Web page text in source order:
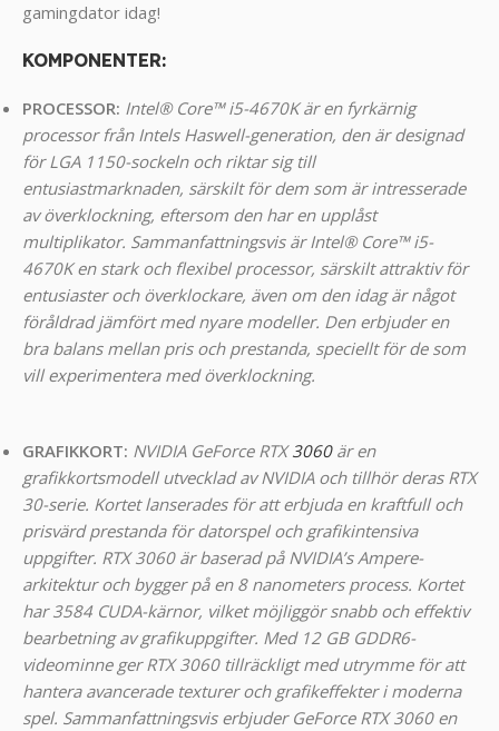
gamingdator idag!
KOMPONENTER:
PROCESSOR: Intel® Core™ i5-4670K är en fyrkärnig
processor från Intels Haswell-generation, den är designad
för LGA 1150-sockeln och riktar sig till
entusiastmarknaden, särskilt för dem som är intresserade
av överklockning, eftersom den har en upplåst
multiplikator. Sammanfattningsvis är Intel® Core™ i5-
4670K en stark och flexibel processor, särskilt attraktiv för
entusiaster och överklockare, även om den idag är något
föråldrad jämfört med nyare modeller. Den erbjuder en
bra balans mellan pris och prestanda, speciellt för de som
vill experimentera med överklockning.
GRAFIKKORT: NVIDIA GeForce RTX3060är en
grafikkortsmodell utvecklad av NVIDIA och tillhör deras RTX
30-serie. Kortet lanserades för att erbjuda en kraftfull och
prisvärd prestanda för datorspel och grafikintensiva
uppgifter. RTX 3060 är baserad på NVIDIA’s Ampere-
arkitektur och bygger på en 8 nanometers process. Kortet
har 3584 CUDA-kärnor, vilket möjliggör snabb och effektiv
bearbetning av grafikuppgifter. Med 12 GB GDDR6-
videominne ger RTX 3060 tillräckligt med utrymme för att
hantera avancerade texturer och grafikeffekter i moderna
spel. Sammanfattningsvis erbjuder GeForce RTX 3060 en